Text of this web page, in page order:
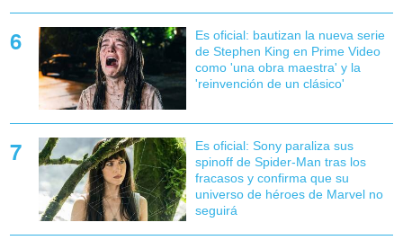
Es oficial: bautizan la nueva serie
de Stephen King en Prime Video
como 'una obra maestra' y la
'reinvención de un clásico'
Es oficial: Sony paraliza sus
spinoff de Spider-Man tras los
fracasos y confirma que su
universo de héroes de Marvel no
seguirá